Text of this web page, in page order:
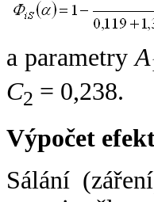
a parametryA
C2 = 0,238.
Výpočet
Sálání